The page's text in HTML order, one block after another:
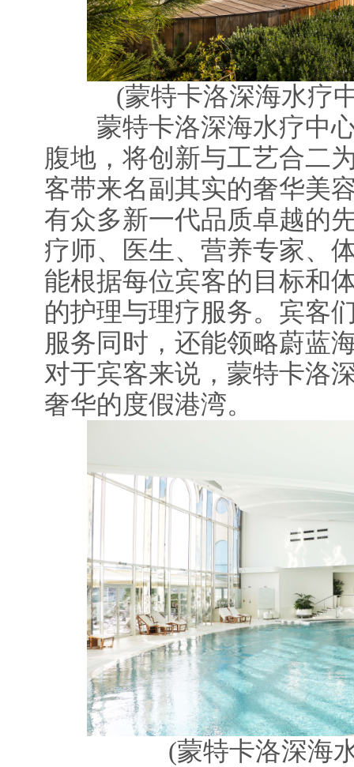
(蒙特卡洛深海水疗
蒙特卡洛深海水疗中心
腹地，将创新与工艺合二
客带来名副其实的奢华美
有众多新一代品质卓越的
疗师、医生、营养专家、
能根据每位宾客的目标和
的护理与理疗服务。宾客
服务同时，还能领略蔚蓝
对于宾客来说，蒙特卡洛
奢华的度假港湾。
(蒙特卡洛深海